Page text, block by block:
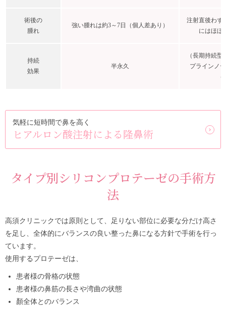
術後の
腫れ
強い腫れは約3～7日（個人差あり）
注射直後わず
にはほぼ
持続
効果
半永久
（長期持続
プラインノ
気軽に短時間で鼻を高く
ヒアルロン酸注射による隆鼻術
タイプ別シリコンプロテーゼの手術方
法
高須クリニックでは原則として、足りない部位に必要な分だけ高さ
を足し、全体的にバランスの良い整った鼻になる方針で手術を行っ
ています。
使用するプロテーゼは、
患者様の骨格の状態
患者様の鼻筋の長さや湾曲の状態
顏全体とのバランス